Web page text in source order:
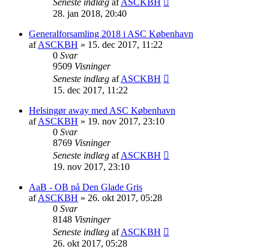
28. jan 2018, 20:40
Generalforsamling 2018 i ASC København
afASCKBH » 15. dec 2017, 11:22
0 Svar
9509 Visninger
Seneste indlæg afASCKBH
15. dec 2017, 11:22
Helsingør away med ASC København
afASCKBH » 19. nov 2017, 23:10
0 Svar
8769 Visninger
Seneste indlæg afASCKBH
19. nov 2017, 23:10
AaB - OB på Den Glade Gris
afASCKBH » 26. okt 2017, 05:28
0 Svar
8148 Visninger
Seneste indlæg afASCKBH
26. okt 2017, 05:28